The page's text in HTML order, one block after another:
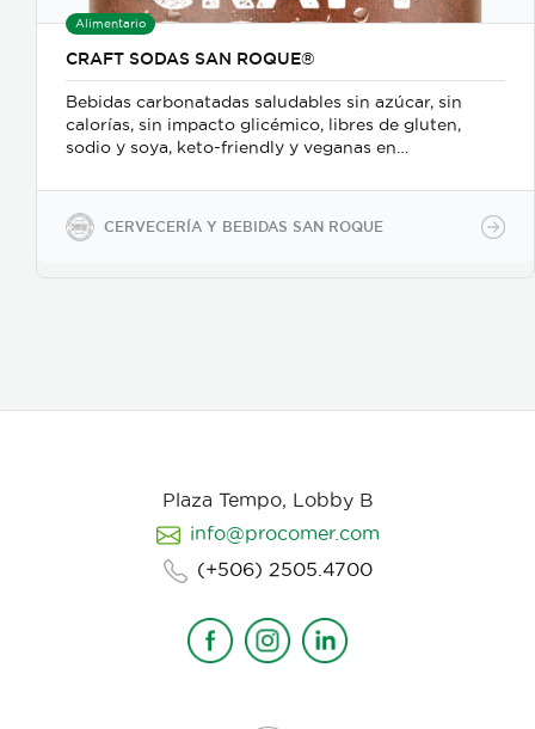
Alimentario
CRAFT SODAS SAN ROQUE®
Bebidas carbonatadas saludables sin azúcar, sin
calorías, sin impacto glicémico, libres de gluten,
sodio y soya, keto-friendly y veganas en
en PET.
CERVECERÍA Y BEBIDAS SAN ROQUE
Plaza Tempo, Lobby B
info@procomer.com
(+506) 2505.4700